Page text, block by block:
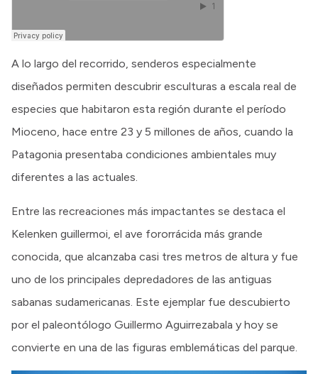
A lo largo del recorrido, senderos especialmente
diseñados permiten descubrir esculturas a escala real de
especies que habitaron esta región durante el período
Mioceno, hace entre 23 y 5 millones de años, cuando la
Patagonia presentaba condiciones ambientales muy
diferentes a las actuales.
Entre las recreaciones más impactantes se destaca el
Kelenken guillermoi, el ave fororrácida más grande
conocida, que alcanzaba casi tres metros de altura y fue
uno de los principales depredadores de las antiguas
sabanas sudamericanas. Este ejemplar fue descubierto
por el paleontólogo Guillermo Aguirrezabala y hoy se
convierte en una de las figuras emblemáticas del parque.